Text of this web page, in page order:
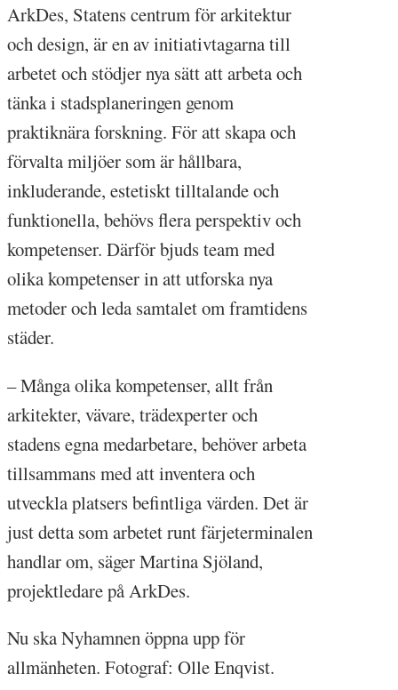
ArkDes, Statens centrum för arkitektur
och design, är en av initiativtagarna till
arbetet och stödjer nya sätt att arbeta och
tänka i stadsplaneringen genom
praktiknära forskning. För att skapa och
förvalta miljöer som är hållbara,
inkluderande, estetiskt tilltalande och
funktionella, behövs flera perspektiv och
kompetenser. Därför bjuds team med
olika kompetenser in att utforska nya
metoder och leda samtalet om framtidens
städer.
– Många olika kompetenser, allt från
arkitekter, vävare, trädexperter och
stadens egna medarbetare, behöver arbeta
tillsammans med att inventera och
utveckla platsers befintliga värden. Det är
just detta som arbetet runt färjeterminalen
handlar om, säger Martina Sjöland,
projektledare på ArkDes.
Nu ska Nyhamnen öppna upp för
allmänheten. Fotograf: Olle Enqvist.